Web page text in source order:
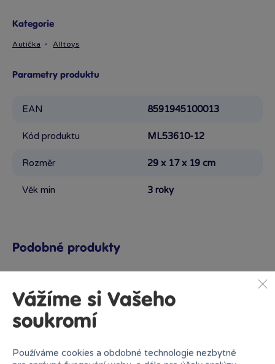
Kategorie
Autíčka Alltoys
Parametry produktu
EAN 8591945100013
Kód produktu ML53610-12
Rozměr 29 x 17 x 19 cm
Věk min 3 roky
Podobné produkty
Proč nakupovat v Bambuli?
Vážíme si Vašeho
soukromí
Používáme cookies a obdobné technologie nezbytné